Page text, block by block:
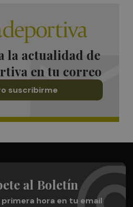
la actualidad de
en tu correo
suscribirme
al Boletín
primera hora en tu email